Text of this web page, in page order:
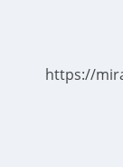
https://